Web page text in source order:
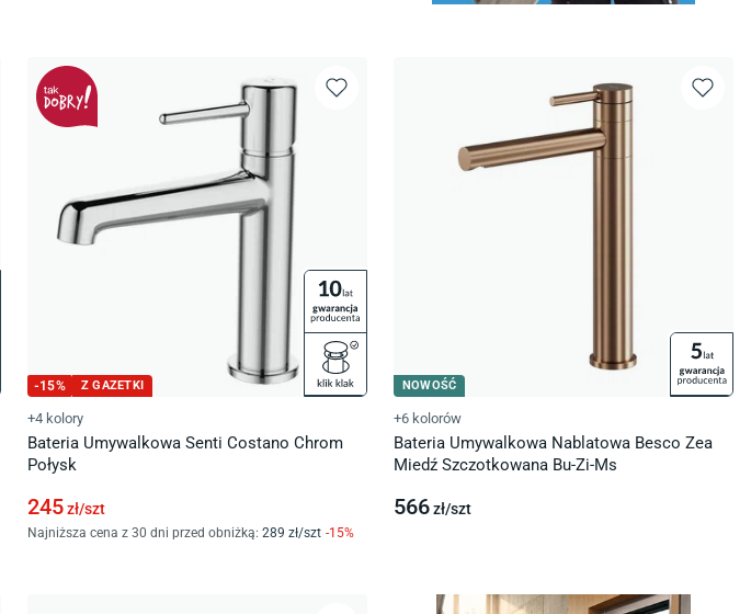
-15% Z GAZETKI
+4 kolory
Bateria Umywalkowa Senti Costano Chrom
Połysk
245zł/szt
Najniższa cena z 30 dni przed obniżką: 289 zł/szt -15%
NOWOŚĆ
+6 kolorów
Bateria Umywalkowa Nablatowa Besco Zea
Miedź Szczotkowana Bu-Zi-Ms
566zł/szt